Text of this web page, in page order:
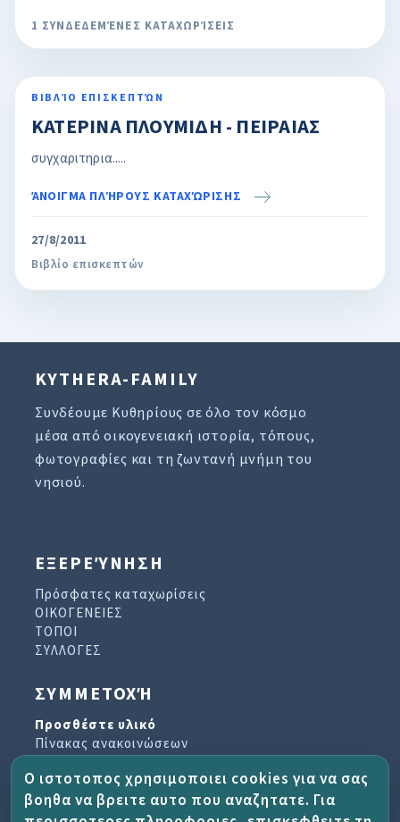
1 ΣΥΝΔΕΔΕΜΈΝΕΣ ΚΑΤΑΧΩΡΊΣΕΙΣ
ΒΙΒΛΊΟ ΕΠΙΣΚΕΠΤΏΝ
ΚΑΤΕΡΙΝΑ ΠΛΟΥΜΙΔΗ - ΠΕΙΡΑΙΑΣ
συγχαριτηρια.....
ΆΝΟΙΓΜΑ ΠΛΉΡΟΥΣ ΚΑΤΑΧΏΡΙΣΗΣ
27/8/2011
Βιβλίο επισκεπτών
KYTHERA-FAMILY
Συνδέουμε Κυθηρίους σε όλο τον κόσμο
μέσα από οικογενειακή ιστορία, τόπους,
φωτογραφίες και τη ζωντανή μνήμη του
νησιού.
ΕΞΕΡΕΎΝΗΣΗ
Πρόσφατες καταχωρίσεις
ΟΙΚΟΓΕΝΕΙΕΣ
ΤΟΠΟΙ
ΣΥΛΛΟΓΕΣ
ΣΥΜΜΕΤΟΧΉ
Προσθέστε υλικό
Πίνακας ανακοινώσεων
Αρχείο ενημερωτικών δελτίων
Ο ιστοτοπος χρησιμοποιει cookies για να σας
βοηθα να βρειτε αυτο που αναζητατε. Για